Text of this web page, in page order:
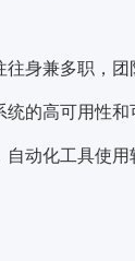
往身兼多职，团
统的高可用性和
动化工具使用